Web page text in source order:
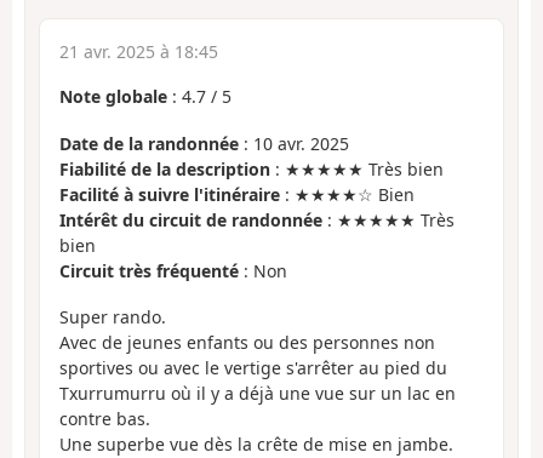
21 avr. 2025 à 18:45
Note globale : 4.7 / 5
Date de la randonnée : 10 avr. 2025
Fiabilité de la description : ★★★★★ Très bien
Facilité à suivre l'itinéraire : ★★★★☆ Bien
Intérêt du circuit de randonnée : ★★★★★ Très
bien
Circuit très fréquenté : Non
Super rando.
Avec de jeunes enfants ou des personnes non
sportives ou avec le vertige s'arrêter au pied du
Txurrumurru où il y a déjà une vue sur un lac en
contre bas.
Une superbe vue dès la crête de mise en jambe.